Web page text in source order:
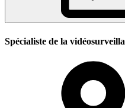
Spécialiste de la